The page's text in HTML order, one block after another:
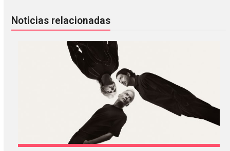
Noticias relacionadas